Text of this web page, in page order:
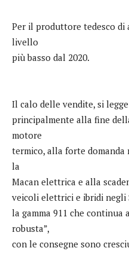
Per il produttore tedesco
livello
più basso dal 2020.
Il calo delle vendite, si
principalmente alla fine
motore
termico, alla forte
la
Macan elettrica e alla
veicoli elettrici e ibridi
la gamma 911 che continua
robusta”,
con le consegne sono